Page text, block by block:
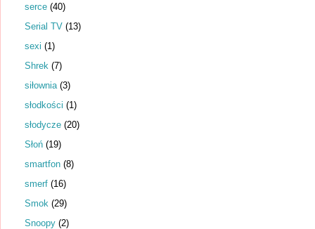
serce (40)
Serial TV (13)
sexi (1)
Shrek (7)
siłownia (3)
słodkości (1)
słodycze (20)
Słoń (19)
smartfon (8)
smerf (16)
Smok (29)
Snoopy (2)